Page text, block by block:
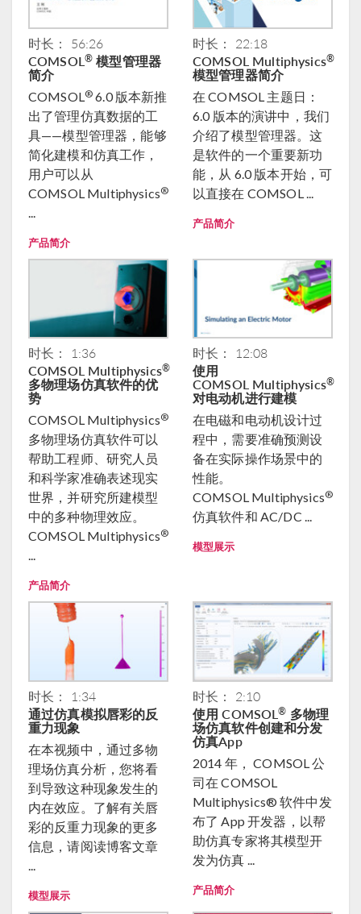
时长： 56:26
COMSOL ® 模型管理器
简介
COMSOL ® 6.0 版本新推
出了管理仿真数据的工
具——模型管理器，能够
简化建模和仿真工作，
用户可以从
COMSOL Multiphysics®
产品简介
时长： 22:18
COMSOL Multiphysics®
模型管理器简介
在 COMSOL 主题日：
6.0 版本的演讲中，我们
介绍了模型管理器。这
是软件的一个重要新功
能，从 6.0 版本开始，可
以直接在 COMSOL ...
产品简介
时长： 1:36
COMSOL Multiphysics®
多物理场仿真软件的优
势
COMSOL Multiphysics®
多物理场仿真软件可以
帮助工程师、研究人员
和科学家准确表述现实
世界，并研究所建模型
中的多种物理效应。
COMSOL Multiphysics®
...
产品简介
时长： 12:08
使用
COMSOL Multiphysics®
对电动机进行建模
在电磁和电动机设计过
程中，需要准确预测设
备在实际操作场景中的
性能。
COMSOL Multiphysics®
仿真软件和 AC/DC ...
模型展示
时长： 1:34
通过仿真模拟唇彩的反
重力现象
在本视频中，通过多物
理场仿真分析，您将看
到导致这种现象发生的
内在效应。了解有关唇
彩的反重力现象的更多
信息，请阅读博客文章
模型展示
时长： 2:10
使用 COMSOL® 多物理
场仿真软件创建和分发
仿真App
2014 年， COMSOL 公
司在 COMSOL
Multiphysics® 软件中发
布了 App 开发器，以帮
助仿真专家将其模型开
发为仿真 ...
产品简介